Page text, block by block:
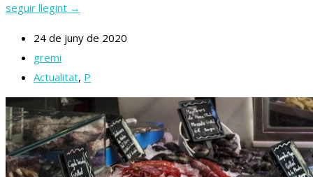
seguir llegint →
24 de juny de 2020
gremi
Actualitat, P